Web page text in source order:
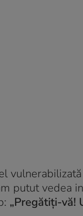
putut vedea
„Pregătiți-vă!